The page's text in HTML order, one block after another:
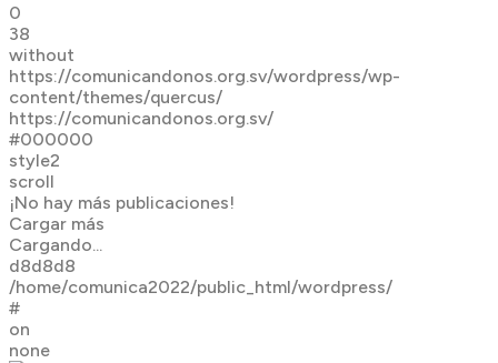
0
38
without
https://comunicandonos.org.sv/wordpress/wp-
content/themes/quercus/
https://comunicandonos.org.sv/
#000000
style2
scroll
¡No hay más publicaciones!
Cargar más
Cargando...
d8d8d8
/home/comunica2022/public_html/wordpress/
#
on
none